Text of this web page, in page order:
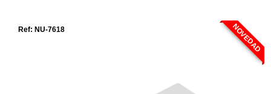
NOVEDAD
Ref: NU-7618